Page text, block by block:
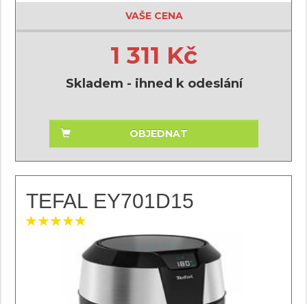
VAŠE CENA
1 311 Kč
Skladem - ihned k odeslání
OBJEDNAT
TEFAL EY701D15